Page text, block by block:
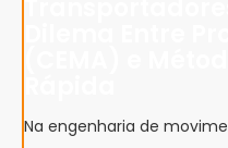
Na engenharia de